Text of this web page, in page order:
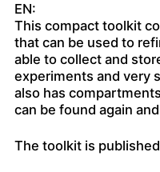
EN:
This compact toolkit
that can be used to
able to collect and
experiments and very
also has
can be found again
The toolkit is